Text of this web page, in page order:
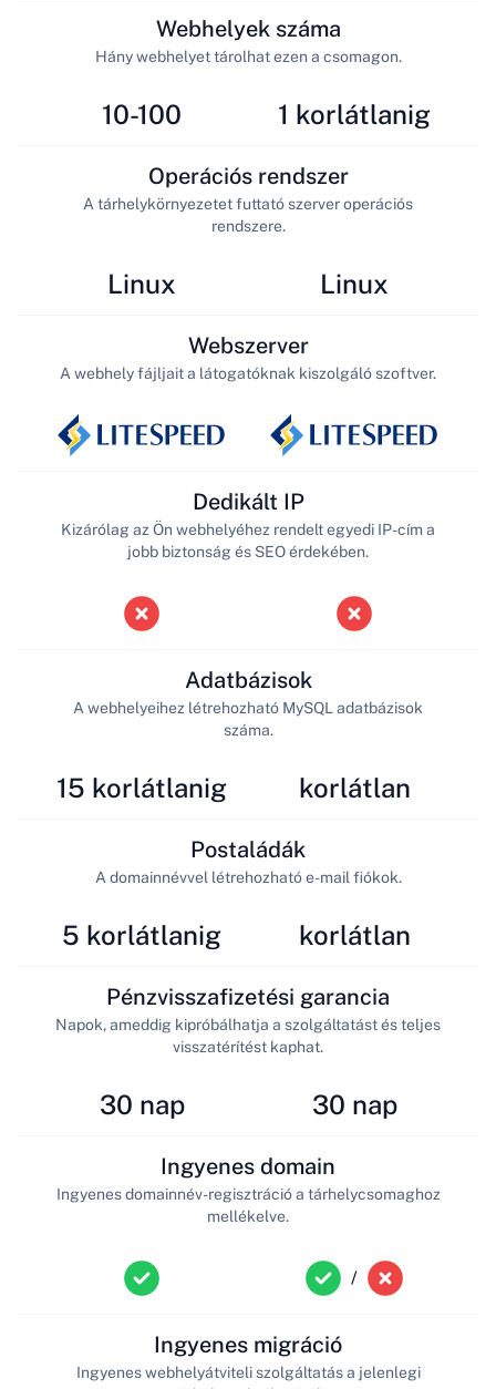
10-100
Webhelyek száma
Hány webhelyet tárolhat ezen a csomagon.
1 korlátlanig
Linux
Operációs rendszer
A tárhelykörnyezetet futtató szerver operációs
rendszere.
Linux
Webszerver
A webhely fájljait a látogatóknak kiszolgáló szoftver.
Dedikált IP
Kizárólag az Ön webhelyéhez rendelt egyedi IP-cím a
jobb biztonság és SEO érdekében.
15 korlátlanig
Adatbázisok
A webhelyeihez létrehozható MySQL adatbázisok
száma.
korlátlan
5 korlátlanig
Postaládák
A domainnévvel létrehozható e-mail fiókok.
korlátlan
30 nap
Pénzvisszafizetési garancia
Napok, ameddig kipróbálhatja a szolgáltatást és teljes
visszatérítést kaphat.
30 nap
Ingyenes domain
Ingyenes domainnév-regisztráció a tárhelycsomaghoz
mellékelve.
/
Ingyenes migráció
Ingyenes webhelyátviteli szolgáltatás a jelenlegi